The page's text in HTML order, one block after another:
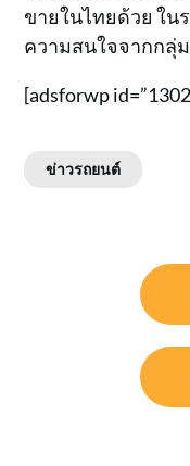
ขายในไทยด้วย ใน
ความสนใจจากกลุ่
[adsforwp
ข่าวรถยนต์